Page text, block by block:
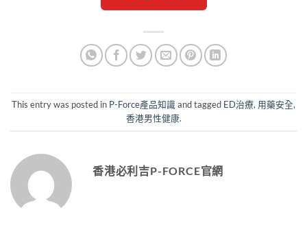
This entry was posted in P-Force產品知識 and tagged ED治療, 用藥安全,
香港男性健康.
香港必利吉P-FORCE官網